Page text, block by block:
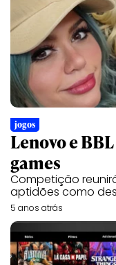
jogos
Lenovo e
games
Competição
aptidões como
5 anos atrás